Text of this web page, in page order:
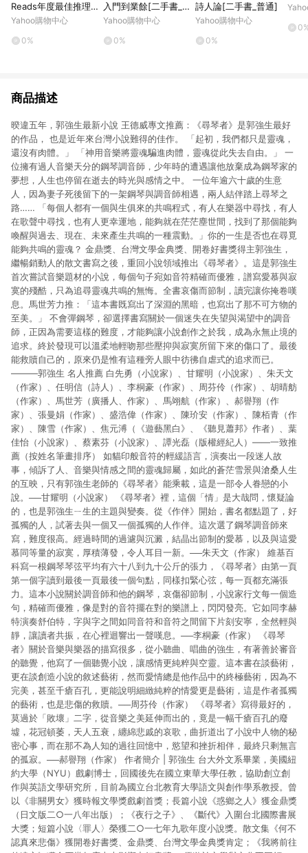
Reads年度最佳推理小
說！ 「早安美國」讀書
Yahoo購物中心
0%
入門到業餘[二手書_良
好]
Yahoo購物中心
0%
詩人論[二手書_普通]
Yahoo購物中心
0%
商品描述
暌違五年，郭強生最新小說 王德威專文推薦：《尋琴者》是郭強生最好
的作品， 也是近年來台灣小說難得的佳作。 「起初，我們都只是靈魂，
還沒有肉體。」 「神用音樂將靈魂騙進肉體，靈魂從此失去自由。」 一
位擁有過人音樂天分的鋼琴調音師，少年時的遭遇讓他放棄成為鋼琴家的
夢想，人生也停留在逝去的時光與感情之中。 一位年逾六十歲的生意
人，因為妻子死後留下的一架鋼琴與調音師相遇，兩人結伴踏上尋琴之
路…… 「每個人都有一個與生俱來的共鳴程式，有人在樂器中尋找，有人
在歌聲中尋找，也有人更幸運地，能夠就在茫茫塵世間，找到了那個能夠
喚醒與過去、現在、未來產生共鳴的一種震動。」你的一生是否也在尋覓
能夠共鳴的靈魂？ 金鼎獎、台灣文學金典獎、開卷好書獎得主郭強生，
繼暢銷動人的散文書寫之後，重回小說領域推出《尋琴者》。這是郭強生
首次嘗試音樂題材的小說，每個句子宛如音符精確而優雅，譜寫愛慕與寂
寞的殘酷，只為追尋靈魂共鳴的無悔。全書哀傷而節制，讀完讓你掩卷嘆
息。馬世芳力推：「這本書既寫出了深淵的黑暗，也寫出了那不可方物的
至美。」 不會彈鋼琴，卻選擇書寫關於一個迷失在失望與渴望中的調音
師，正因為需要這樣的難度，才能夠讓小說創作之於我，成為永無止境的
追求。終於發現可以溫柔地輕吻那些壓抑與寂寞所留下來的傷口了。最後
能救贖自己的，原來仍是惟有這種旁人眼中彷彿自虐式的追求而已。
———郭強生 名人推薦 白先勇（小說家）、甘耀明（小說家）、朱天文
（作家）、任明信（詩人）、李桐豪（作家）、周芬伶（作家）、胡晴舫
（作家）、馬世芳（廣播人、作家）、馬翊航（作家）、郝譽翔（作
家）、張曼娟（作家）、盛浩偉（作家）、陳玠安（作家）、陳栢青（作
家）、陳雪（作家）、焦元溥（《遊藝黑白》、《聽見蕭邦》作者）、葉
佳怡（小說家）、蔡素芬（小說家）、譚光磊（版權經紀人）——一致推
薦（按姓名筆畫排序） 如貓印般音符的輕緩語言，演奏出一段迷人故
事，傾訴了人、音樂與情感之間的靈魂歸屬，如此的蒼茫雪景與滄桑人生
的互映，只有郭強生老師的《尋琴者》能乘載，這是一部令人眷戀的小
說。──甘耀明（小說家） 《尋琴者》裡，這個「情」是大哉問，懷疑論
的，也是郭強生ㄧ生的主題與變奏。從《作伴》開始，書名都點題了，好
孤獨的人，試著去與一個又一個孤獨的人作伴。這次選了鋼琴調音師來
寫，難度很高。經過時間的過濾與沉澱，結晶出節制的愛慕，以及與這愛
慕同等量的寂寞，厚積薄發，令人耳目一新。──朱天文（作家） 維基百
科寫一根鋼琴琴弦平均有六十八到九十公斤的張力，《尋琴者》由第一頁
第一個字讀到最後一頁最後一個句點，同樣扣緊心弦，每一頁都充滿張
力。這本小說關於調音師和他的鋼琴，哀傷卻節制，小說家行文每一個造
句，精確而優雅，像是對的音符擺在對的樂譜上，閃閃發亮。它如同李赫
特演奏舒伯特，字與字之間如同音符和音符之間留下片刻安寧，全然輕與
靜，讓讀者共振，在心裡迴響出一聲嘆息。──李桐豪（作家） 《尋琴
者》關於音樂與樂器的描寫很多，從小聽曲、唱曲的強生，有著善於審音
的聽覺，他寫了一個聽覺小說，讓感情更純粹與空靈。這本書在談藝術，
更在談創造小說的敘述藝術，然而愛情總是他作品中的終極藝術，因為不
完美，甚至千瘡百孔，更能說明細緻純粹的情愛更是藝術，這是作者孤獨
的藝術，也是悲傷的救贖。──周芬伶（作家） 《尋琴者》寫得最好的，
莫過於「敗壞」二字，從音樂之美延伸而出的，竟是一幅千瘡百孔的廢
墟，花冠頓萎，天人五衰，纏綿悲戚的哀歌，曲折道出了小說中人物的秘
密心事，而在那不為人知的過往回憶中，慾望和挫折相伴，最終只剩無言
的孤寂。──郝譽翔（作家） 作者簡介 | 郭強生 台大外文系畢業，美國紐
約大學（NYU）戲劇博士，回國後先在國立東華大學任教，協助創立創
作與英語文學研究所，目前為國立台北教育大學語文與創作學系教授。曾
以《非關男女》獲時報文學獎戲劇首獎；長篇小說《惑鄉之人》獲金鼎獎
（日文版二○一八年出版）；《夜行之子》、《斷代》入圍台北國際書展
大獎；短篇小說〈罪人〉榮獲二○一七年九歌年度小說獎。散文集《何不
認真來悲傷》獲開卷好書獎、金鼎獎、台灣文學金典獎肯定；《我將前往